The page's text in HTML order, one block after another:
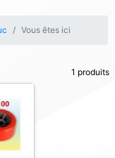
Vous êtes ici
1 produits